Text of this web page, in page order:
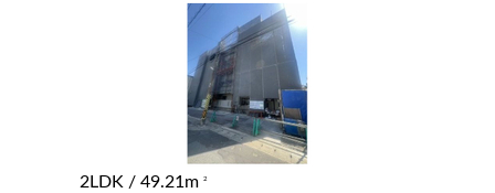
2LDK / 49.21m 2